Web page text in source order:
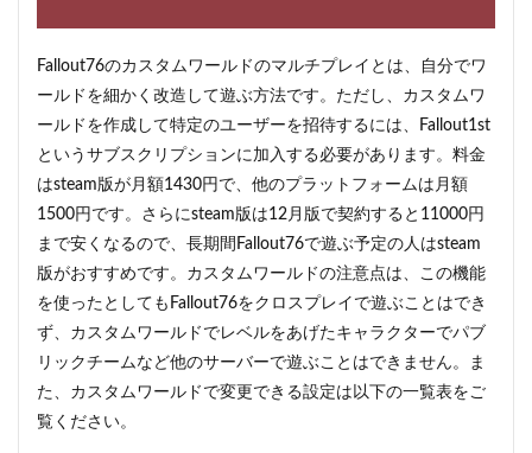
Fallout76のカスタムワールドのマルチプレイとは、自分でワ
ールドを細かく改造して遊ぶ方法です。ただし、カスタムワ
ールドを作成して特定のユーザーを招待するには、Fallout1st
というサブスクリプションに加入する必要があります。料金
はsteam版が月額1430円で、他のプラットフォームは月額
1500円です。さらにsteam版は12月版で契約すると11000円
まで安くなるので、長期間Fallout76で遊ぶ予定の人はsteam
版がおすすめです。カスタムワールドの注意点は、この機能
を使ったとしてもFallout76をクロスプレイで遊ぶことはでき
ず、カスタムワールドでレベルをあげたキャラクターでパブ
リックチームなど他のサーバーで遊ぶことはできません。ま
た、カスタムワールドで変更できる設定は以下の一覧表をご
覧ください。